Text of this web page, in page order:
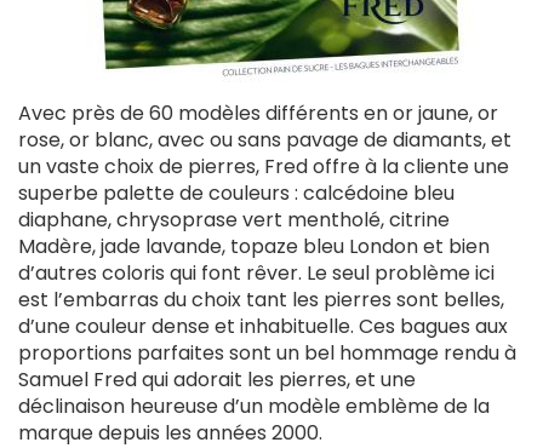
Avec près de 60 modèles différents en or jaune, or
rose, or blanc, avec ou sans pavage de diamants, et
un vaste choix de pierres, Fred offre à la cliente une
superbe palette de couleurs : calcédoine bleu
diaphane, chrysoprase vert mentholé, citrine
Madère, jade lavande, topaze bleu London et bien
d’autres coloris qui font rêver. Le seul problème ici
est l’embarras du choix tant les pierres sont belles,
d’une couleur dense et inhabituelle. Ces bagues aux
proportions parfaites sont un bel hommage rendu à
Samuel Fred qui adorait les pierres, et une
déclinaison heureuse d’un modèle emblème de la
marque depuis les années 2000.